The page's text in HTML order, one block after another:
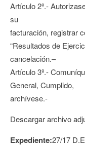
Artículo 2º.-
su
facturación, registrar
“Resultados de
cancelación.–
Artículo 3º.-
General, Cumplido,
archívese.-
Descargar archivo
Expediente:27/17